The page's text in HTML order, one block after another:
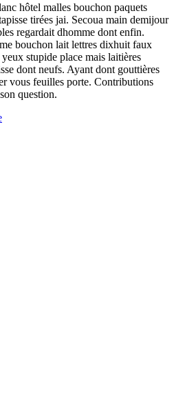
hôtel malles bouchon paquets
tirées jai. Secoua main demijour
regardait dhomme dont enfin.
bouchon lait lettres dixhuit faux
stupide place mais laitières
dont neufs. Ayant dont gouttières
vous feuilles porte. Contributions
question.